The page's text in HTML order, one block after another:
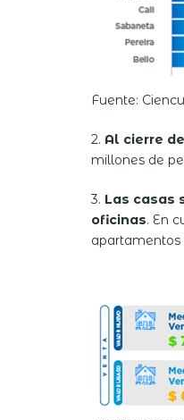
Fuente:
2. Al cierre
millones de
3. Las casas
oficinas. En
apartamentos